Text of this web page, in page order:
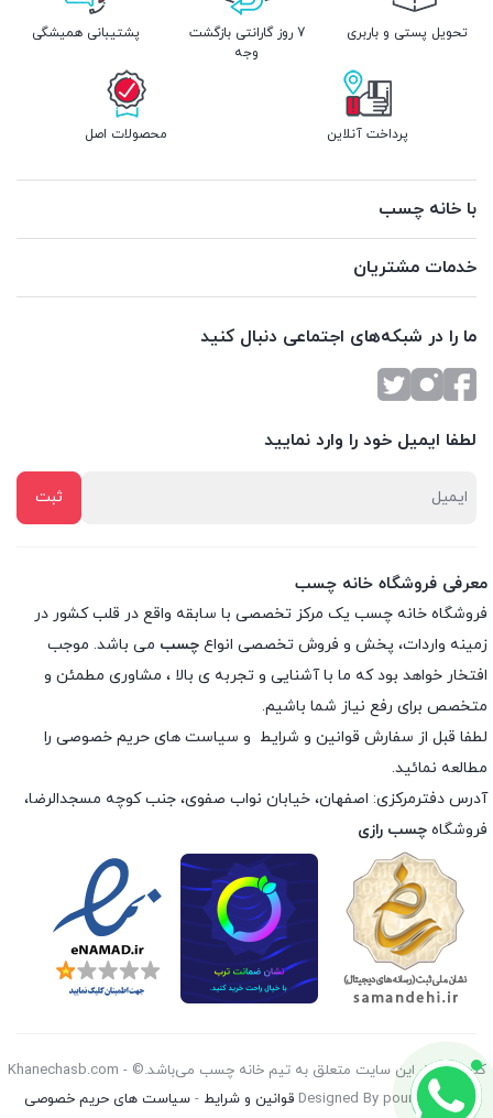
تحویل پستی و باربری
7 روز گارانتی بازگشت
وجه
پشتیبانی همیشگی
پرداخت آنلاین محصولات اصل
با خانه چسب
خدمات مشتریان
ما را در شبکه‌های اجتماعی دنبال کنید
لطفا ایمیل خود را وارد نمایید
معرفی فروشگاه خانه چسب
فروشگاه خانه چسب یک مرکز تخصصی با سابقه واقع در قلب کشور در
زمینه واردات، پخش و فروش تخصصی انواع چسب می باشد. موجب
افتخار خواهد بود که ما با آشنایی و تجربه ی بالا ، مشاوری مطمئن و
متخصص برای رفع نیاز شما باشیم.
لطفا قبل از سفارش قوانین و شرایط و سیاست های حریم خصوصی را
مطالعه نمائید.
آدرس دفترمرکزی: اصفهان، خیابان نواب صفوی، جنب کوچه مسجدالرضا،
فروشگاه چسب رازی
کليه حقوق اين سايت متعلق به تیم خانه چسب می‌باشد.© Khanechasb.com -
Designed By pouryan 2026 قوانین و شرایط - سیاست های حریم خصوصی